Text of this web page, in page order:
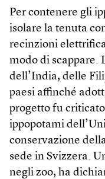
Per contenere gli
isolare la tenuta
recinzioni
modo di scappare.
dell’India, delle
paesi affinché
progetto fu
ippopotami
conservazione
sede in Svizzera.
negli zoo, ha